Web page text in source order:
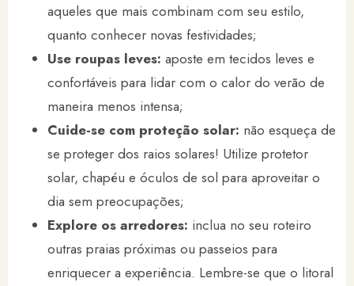
aqueles que mais combinam com seu estilo,
quanto conhecer novas festividades;
Use roupas leves: aposte em tecidos leves e
confortáveis para lidar com o calor do verão de
maneira menos intensa;
Cuide-se com proteção solar: não esqueça de
se proteger dos raios solares! Utilize protetor
solar, chapéu e óculos de sol para aproveitar o
dia sem preocupações;
Explore os arredores: inclua no seu roteiro
outras praias próximas ou passeios para
enriquecer a experiência. Lembre-se que o litoral